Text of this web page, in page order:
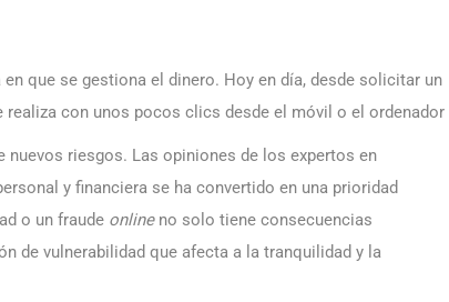
que se gestiona el dinero. Hoy en día, desde solicitar un
con unos pocos clics desde el móvil o el ordenador
nuevos riesgos. Las opiniones de los expertos en
y financiera se ha convertido en una prioridad
o un fraude onlineno solo tiene consecuencias
de vulnerabilidad que afecta a la tranquilidad y la